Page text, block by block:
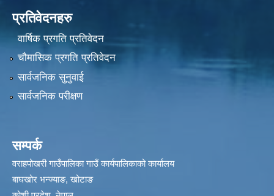
प्रतिवेदनहरु
वार्षिक प्रगति प्रतिवेदन
चौमासिक प्रगति प्रतिवेदन
सार्वजनिक सुनुवाई
सार्वजनिक परीक्षण
सम्पर्क
वराहपोखरी गाउँपालिका गाउँ कार्यपालिकाको कार्यालय
बाघखोर भन्ज्याङ, खोटाङ